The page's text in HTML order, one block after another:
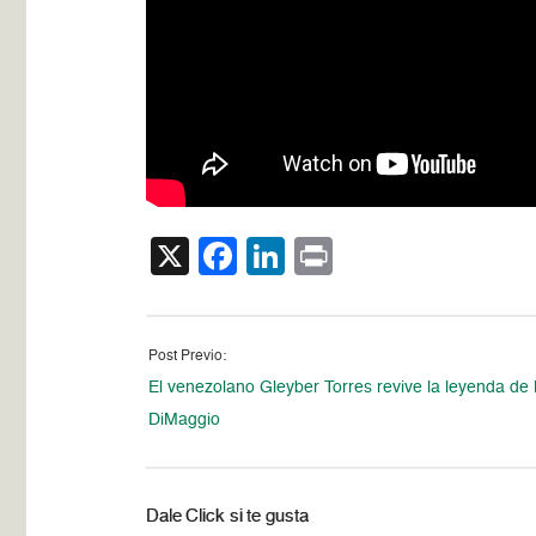
X Facebook
LinkedIn
Post Previo:
El venezolano Gleyber Torres revive la leyenda de
DiMaggio
Dale Click si te gusta